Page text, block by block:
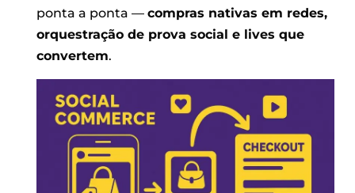
ponta a ponta —compras nativas em redes,
orquestração de prova social e lives que
convertem.